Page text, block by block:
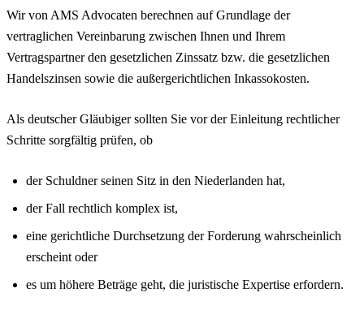
Wir von AMS Advocaten berechnen auf Grundlage der
vertraglichen Vereinbarung zwischen Ihnen und Ihrem
Vertragspartner den gesetzlichen Zinssatz bzw. die gesetzlichen
Handelszinsen sowie die außergerichtlichen Inkassokosten.
Als deutscher Gläubiger sollten Sie vor der Einleitung rechtlicher
Schritte sorgfältig prüfen, ob
der Schuldner seinen Sitz in den Niederlanden hat,
der Fall rechtlich komplex ist,
eine gerichtliche Durchsetzung der Forderung wahrscheinlich
erscheint oder
es um höhere Beträge geht, die juristische Expertise erfordern.